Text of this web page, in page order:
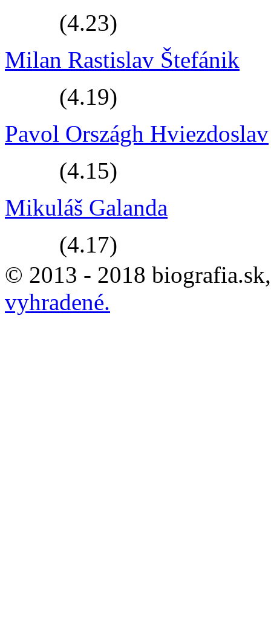
(4.23)
Milan Rastislav Štefánik
(4.19)
Pavol Országh Hviezdoslav
(4.15)
Mikuláš Galanda
(4.17)
© 2013 - 2018
vyhradené.